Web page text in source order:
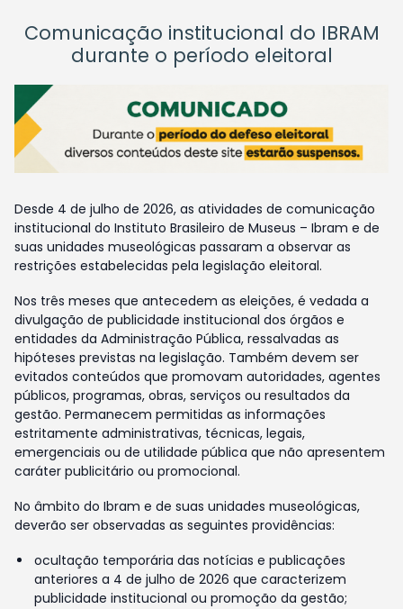
Comunicação institucional do IBRAM
durante o período eleitoral
Desde 4 de julho de 2026, as atividades de comunicação
institucional do Instituto Brasileiro de Museus – Ibram e de
suas unidades museológicas passaram a observar as
restrições estabelecidas pela legislação eleitoral.
Nos três meses que antecedem as eleições, é vedada a
divulgação de publicidade institucional dos órgãos e
entidades da Administração Pública, ressalvadas as
hipóteses previstas na legislação. Também devem ser
evitados conteúdos que promovam autoridades, agentes
públicos, programas, obras, serviços ou resultados da
gestão. Permanecem permitidas as informações
estritamente administrativas, técnicas, legais,
emergenciais ou de utilidade pública que não apresentem
caráter publicitário ou promocional.
No âmbito do Ibram e de suas unidades museológicas,
deverão ser observadas as seguintes providências:
ocultação temporária das notícias e publicações
anteriores a 4 de julho de 2026 que caracterizem
publicidade institucional ou promoção da gestão;